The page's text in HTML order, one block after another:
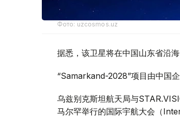
Фото: uzcosmos.uz
据悉，该卫星将在中国山东省沿
“Samarkand-2028”项目由中国
乌兹别克斯坦航天局与
马尔罕举行的国际宇航大会（